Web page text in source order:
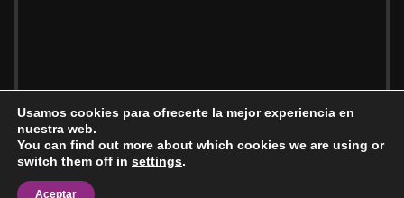
Usamos cookies para ofrecerte la mejor experiencia en
nuestra web.
You can find out more about which cookies we are using or
switch them off in settings.
Aceptar